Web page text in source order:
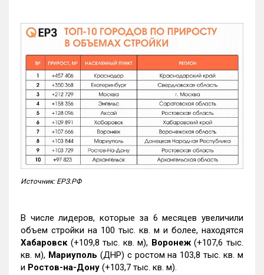
Источник: ЕРЗ.РФ
В числе лидеров, которые за 6 месяцев увеличили
объем стройки на 100 тыс. кв. м и более, находятся
Хабаровск (+109,8 тыс. кв. м), Воронеж(+107,6 тыс.
кв. м), Мариуполь (ДНР) с ростом на 103,8 тыс. кв. м
и Ростов-на-Дону (+103,7 тыс. кв. м).